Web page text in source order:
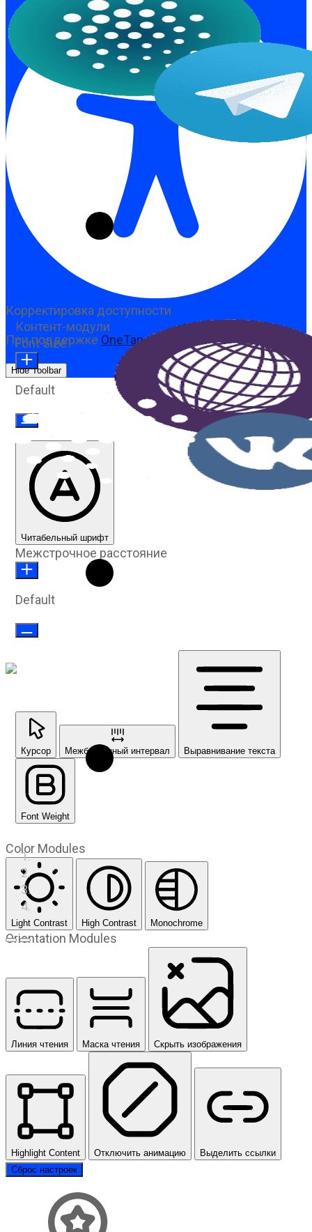
Предыдущий слайд
Следующий слайд
Корректировка доступности
При поддержке OneTap
Hide Toolbar
Контент-модули
Font Size
Default
Читабельный шрифт
Межстрочное расстояние
Default
Курсор Межбуквенный интервал Выравнивание текста
Font Weight
Color Modules
Light Contrast High Contrast Monochrome
Orientation Modules
Линия чтения Маска чтения Скрыть изображения
Highlight Content Отключить анимацию
Выделить ссылки
Сброс настроек